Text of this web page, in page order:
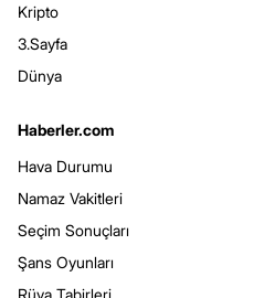
Kripto
3.Sayfa
Dünya
Haberler.com
Hava Durumu
Namaz Vakitleri
Seçim Sonuçları
Şans Oyunları
Rüya Tabirleri